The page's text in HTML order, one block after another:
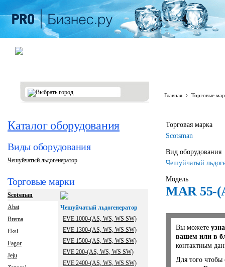
Главная › Торговые
Каталог оборудования
Виды оборудования
Чешуйчатый льдогенератор
Торговые марки
Scotsman
Abat
Brema
Eksi
Fagor
Jeju
Чешуйчатый льдогенератор
EVE 1000-(AS, WS, WS SW)
EVE 1300-(AS, WS, WS SW)
EVE 1500-(AS, WS, WS SW)
EVE 200-(AS, WS, WS SW)
EVE 2400-(AS, WS, WS SW)
Торговая марка
Scotsman
Вид оборудования
Чешуйчатый
Модель
MAR 55-
Вы можете
вашем или в
контактным
Для того чтобы